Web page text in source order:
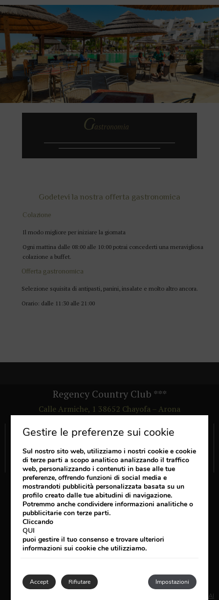
Gastronomia
Godetevi la nostra offerta gastronomica
Colazione
Il modo migliore per iniziare la giornata
Ogni mattina dalle 08:00 alle 10:00 potrai concederti una meravigliosa
colazione a buffet.
Offerta gastronomica
Selezione squisita di antipasti, panini, insalate e molto altro ancora.
Orario: dalle 11:30 alle 21:00
Regency Country Club ***
Calle Armiche, 1 38652 Chayofa – Arona
Santa Cruz de Tenerife
Link di interesse
VANTAGGI
VEDI I COMMENTI DEGLI ALTRI OSPITI
Seguici
booking@regencycountryclub.com
MIRAI
Gestire le preferenze sui cookie
Sul nostro sito web, utilizziamo i nostri cookie e cookie
di terze parti a scopo analitico analizzando il traffico
web, personalizzando i contenuti in base alle tue
preferenze, offrendo funzioni di social media e
mostrandoti pubblicità personalizzata basata su un
profilo creato dalle tue abitudini di navigazione.
Potremmo anche condividere informazioni analitiche o
pubblicitarie con terze parti.
Cliccando
QUI
puoi gestire il tuo consenso e trovare ulteriori
informazioni sui cookie che utilizziamo.
Accept Impostazioni
Rifiutare